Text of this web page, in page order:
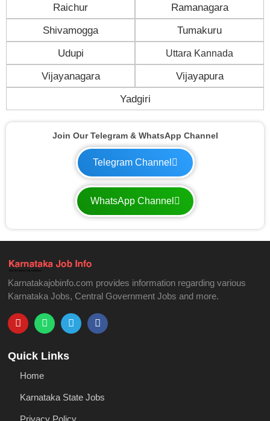
Raichur Ramanagara
Shivamogga Tumakuru
Udupi Uttara Kannada
Vijayanagara Vijayapura
Yadgiri
Join Our Telegram & WhatsApp Channel
Telegram Channel
WhatsApp Channel
Karnatakajobinfo.com provides information regarding various
Karnataka Jobs, Central Government Jobs and more.
Quick Links
Home
Karnataka State Jobs
Privacy Policy